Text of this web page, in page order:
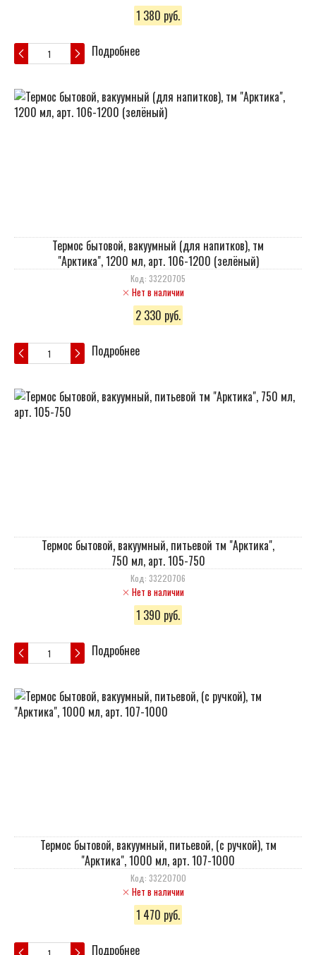
1 380 руб.
Подробнее
Термос бытовой, вакуумный (для напитков), тм
"Арктика", 1200 мл, арт. 106-1200 (зелёный)
Код: 33220705
Нет в наличии
2 330 руб.
Подробнее
Термос бытовой, вакуумный, питьевой тм "Арктика",
750 мл, арт. 105-750
Код: 33220706
Нет в наличии
1 390 руб.
Подробнее
Термос бытовой, вакуумный, питьевой, (с ручкой), тм
"Арктика", 1000 мл, арт. 107-1000
Код: 33220700
Нет в наличии
1 470 руб.
Подробнее